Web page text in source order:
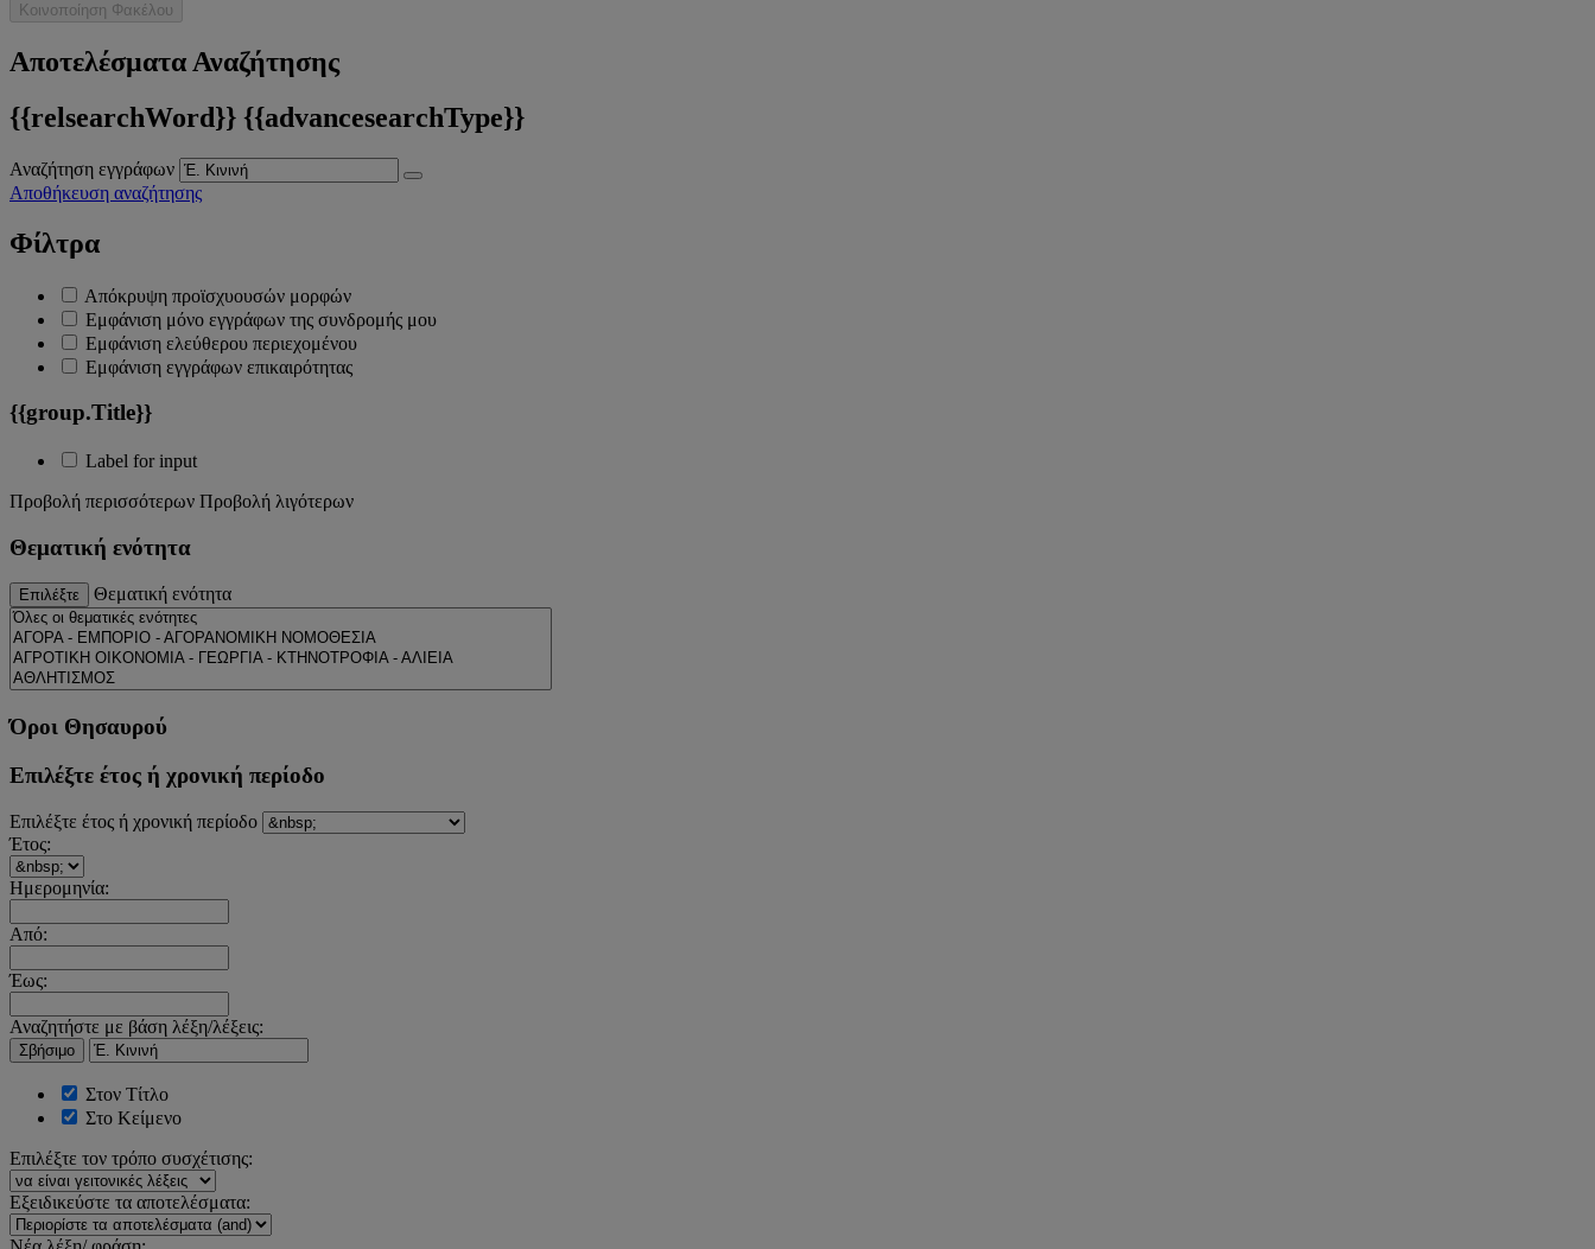
Κοινοποίηση Φακέλου
Αποτελέσματα Αναζήτησης
{{relsearchWord}} {{advancesearchType}}
Αναζήτηση εγγράφων
Αποθήκευση αναζήτησης
Φίλτρα
Απόκρυψη προϊσχυουσών μορφών
Εμφάνιση μόνο εγγράφων της συνδρομής μου
Εμφάνιση ελεύθερου περιεχομένου
Εμφάνιση εγγράφων επικαιρότητας
{{group.Title}}
Label for input
Προβολή περισσότερων Προβολή λιγότερων
Θεματική ενότητα
Επιλέξτε Θεματική ενότητα
Όροι Θησαυρού
Επιλέξτε έτος ή χρονική περίοδο
Επιλέξτε έτος ή χρονική περίοδο
Έτος:
Ημερομηνία:
Από:
Έως:
Αναζητήστε με βάση λέξη/λέξεις:
Σβήσιμο
Στον Τίτλο
Στο Κείμενο
Επιλέξτε τον τρόπο συσχέτισης:
Εξειδικεύστε τα αποτελέσματα: